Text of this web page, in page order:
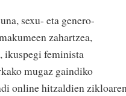
sexu- eta genero-
zahartzea,
ikuspegi feminista
mugaz gaindiko
online hitzaldien